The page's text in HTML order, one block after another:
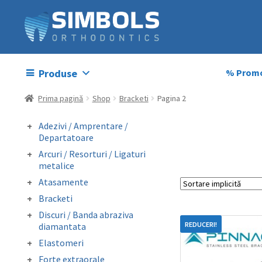
Produse %
Prima pagină Shop Bracketi Pagina 2
Adezivi / Amprentare /
Departatoare
Adezivi bracketi
Adezivi inel molar
Amprentare
Departatoare
Arcuri / Resorturi / Ligaturi
metalice
Arcuri preformate
fizionomice
Arcuri preformate
metalice
Fire otel drepte
preformate
Resorturi
Atasamente
Butoni colabili
Carlige crimpabile
Contentie
Mini stops
Obiceiuri vicioase
Bracketi
Bracketi autoligaturanti
Bracketi fizionomici
Bracketi metalici
Discuri / Banda abraziva
diamantata
Banda perforata abraziva
metalica diamantata
Elastomeri
Catene
Forte extraorale
REDUCERI!